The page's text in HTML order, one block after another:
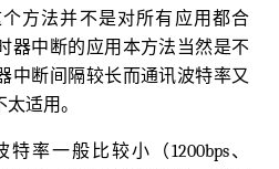
方法并不是对所有应用都合
器中断的应用本方法当然是不
中断间隔较长而通讯波特率又
适用。
率一般比较小（1200bps、